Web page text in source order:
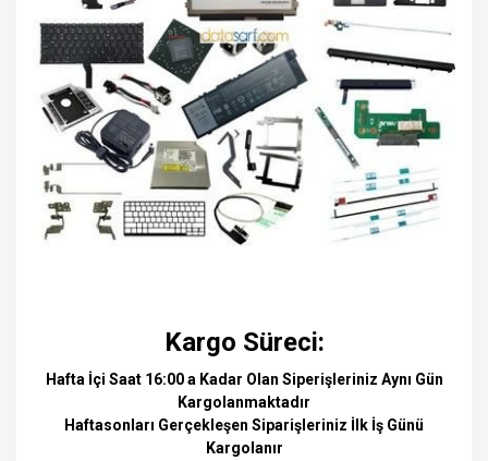
Kargo Süreci:
Hafta İçi Saat 16:00 a Kadar Olan Siperişleriniz Aynı Gün
Kargolanmaktadır
Haftasonları Gerçekleşen Siparişleriniz İlk İş Günü
Kargolanır